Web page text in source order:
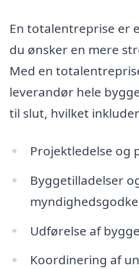
En totalentreprise er
du ønsker en mere
Med en
leverandør hele
til slut, hvilket
Projektledelse og
Byggetilladelser
Udførelse af
Koordinering af